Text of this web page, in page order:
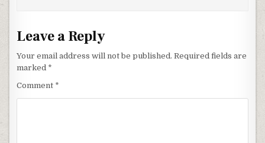
Leave a Reply
Your email address will not be published. Required fields are
marked *
Comment *